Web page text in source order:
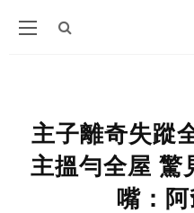
主子離奇失蹤
主搵勻全屋 驚
嘴：